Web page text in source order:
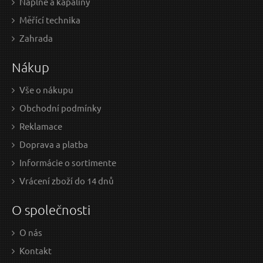
4.54 EUR bez DPH
Skladem
Nůžky zahradnické přímé, mini, 153mm, na stříhání
Měřící technika
Zahrada
Nákup
Vše o nákupu
Obchodní podmínky
Reklamace
Doprava a platba
Informácie o sortimente
Vrácení zboží do 14 dnů
O společnosti
O nás
Kontakt